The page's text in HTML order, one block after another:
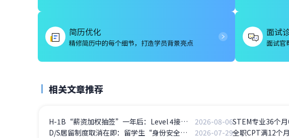
简历优化
精修简历中的每个细节，打造学员背景亮点
面试
面试官
相关文章推荐
H-1B“薪资加权抽签”一年后：Level 4接近100%中签，Level 1骤降至5%——高薪岗位通吃 2026-08-06
D/S居留制度取消在即：留学生“身份安全感”正在蒸发
2026-07-29